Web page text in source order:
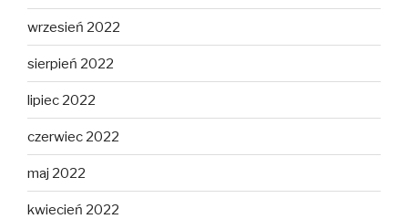
wrzesień 2022
sierpień 2022
lipiec 2022
czerwiec 2022
maj 2022
kwiecień 2022